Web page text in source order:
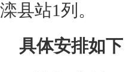
滦县站1列。
具体安排如下